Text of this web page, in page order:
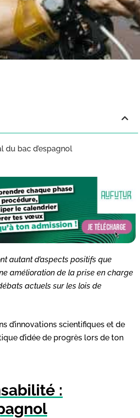
du bac d’espagnol
autant d’aspects positifs que
amélioration de la prise en charge
actuels sur les lois de
d’innovations scientifiques et de
d’idée de progrès lors de ton
: